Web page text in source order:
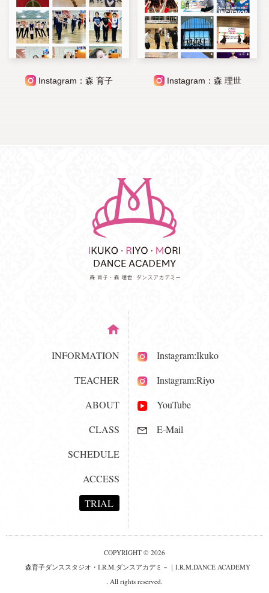
Instagram：森 育子 Instagram：森 理世
INFORMATION
TEACHER
ABOUT
CLASS
SCHEDULE
ACCESS
TRIAL
Instagram:Ikuko
Instagram:Riyo
YouTube
E-Mail
COPYRIGHT © 2026
森育子ダンススタジオ・I.R.M.ダンスアカデミ－｜I.R.M.DANCE ACADEMY
. All rights reserved.